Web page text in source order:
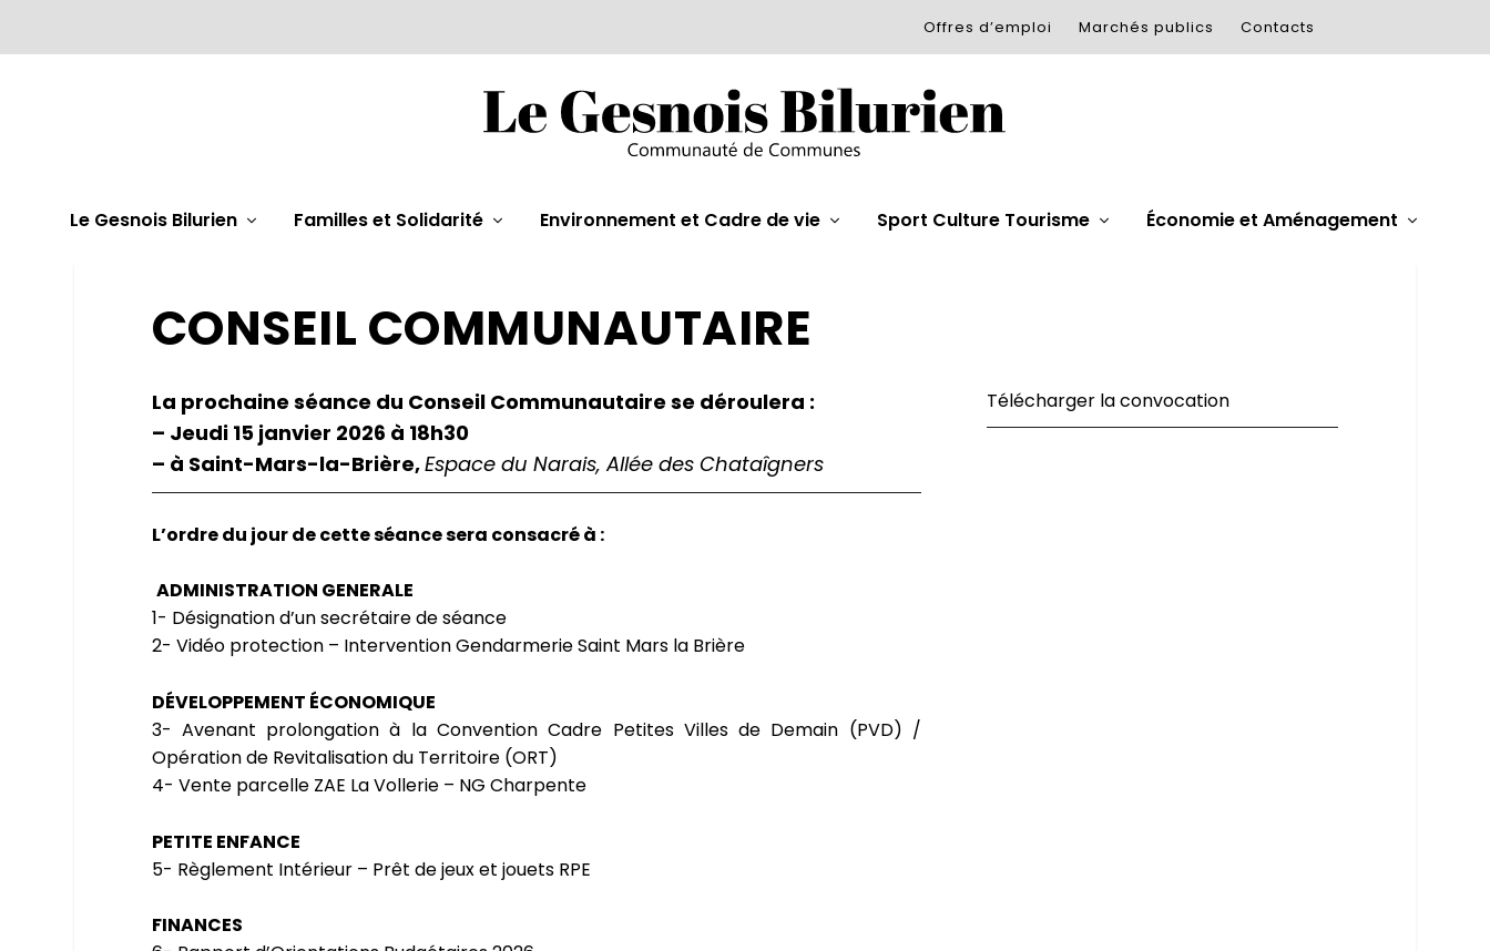
Offres d’emploi Marchés publics Contacts
Le Gesnois Bilurien Familles et Solidarité Environnement et Cadre de vie Sport Culture Tourisme Économie et Aménagement
CONSEIL COMMUNAUTAIRE
La prochaine séance du Conseil Communautaire se déroulera :
– Jeudi 15 janvier 2026 à 18h30
– à Saint-Mars-la-Brière,Espace du Narais, Allée des Chataîgners
L’ordre du jour de cette séance sera consacré à :
ADMINISTRATION GENERALE
1- Désignation d’un secrétaire de séance
2- Vidéo protection – Intervention Gendarmerie Saint Mars la Brière
DÉVELOPPEMENT ÉCONOMIQUE
3- Avenant prolongation à la Convention Cadre Petites Villes de Demain (PVD) /
Opération de Revitalisation du Territoire (ORT)
4- Vente parcelle ZAE La Vollerie – NG Charpente
PETITE ENFANCE
5- Règlement Intérieur – Prêt de jeux et jouets RPE
FINANCES
Télécharger la convocation